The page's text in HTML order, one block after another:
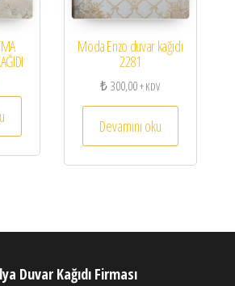
Moda Enzo duvar kağıdı
2281
₺300,00+ KDV
Devamını oku
Duvar Kağıdı Firması